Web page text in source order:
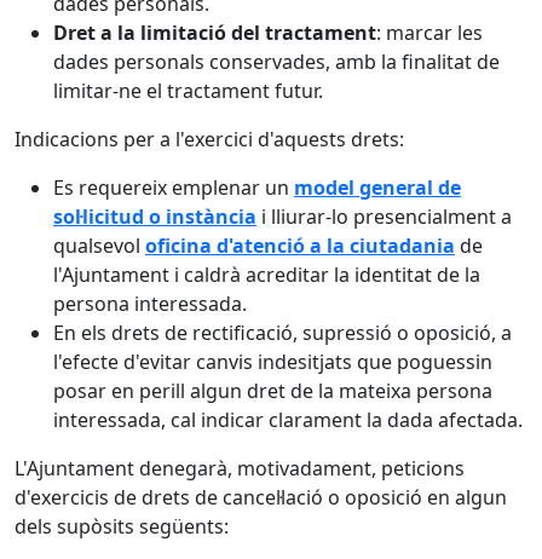
Dret a la limitació del tractament: marcar les
dades personals conservades, amb la finalitat de
limitar-ne el tractament futur.
Indicacions per a l'exercici d'aquests drets:
Es requereix emplenar un model general de
sol·licitud o instància i lliurar-lo presencialment a
qualsevol oficina d'atenció a la ciutadania de
l'Ajuntament i caldrà acreditar la identitat de la
persona interessada.
En els drets de rectificació, supressió o oposició, a
l'efecte d'evitar canvis indesitjats que poguessin
posar en perill algun dret de la mateixa persona
interessada, cal indicar clarament la dada afectada.
L'Ajuntament denegarà, motivadament, peticions
d'exercicis de drets de cancel·lació o oposició en algun
dels supòsits següents: